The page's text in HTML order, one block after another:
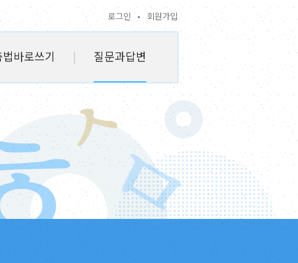
로그인 • 회원가입
바로쓰기 | 질문과답변